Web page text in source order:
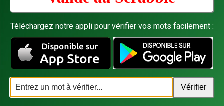
Téléchargez notre appli pour vérifier vos mots facilement :